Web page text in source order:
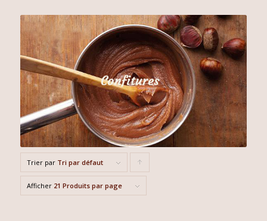
Trier par Tri par défaut
Afficher 21 Produits par page